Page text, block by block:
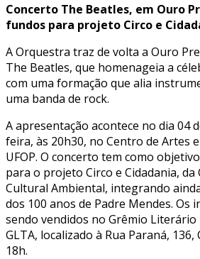
Concerto The Beatles, em Ouro
fundos para projeto Circo e
A Orquestra traz de volta a Ouro
The Beatles, que homenageia a
com uma formação que alia
uma banda de rock.
A apresentação acontece no dia 04
feira, às 20h30, no Centro de Artes
UFOP. O concerto tem como
para o projeto Circo e Cidadania, da
Cultural Ambiental, integrando
dos 100 anos de Padre Mendes. Os
sendo vendidos no Grêmio Literário
GLTA, localizado à Rua Paraná,
18h.